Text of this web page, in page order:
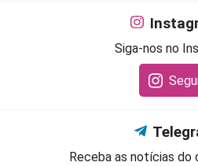
Siga-nos no
Receba as notícias do